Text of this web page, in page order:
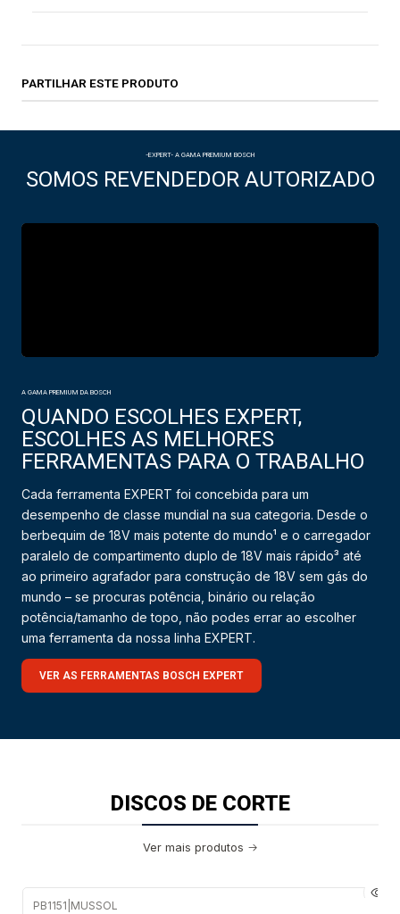
PARTILHAR ESTE PRODUTO
-EXPERT- A GAMA PREMIUM BOSCH
SOMOS REVENDEDOR AUTORIZADO
A GAMA PREMIUM DA BOSCH
QUANDO ESCOLHES EXPERT,
ESCOLHES AS MELHORES
FERRAMENTAS PARA O TRABALHO
Cada ferramenta EXPERT foi concebida para um
desempenho de classe mundial na sua categoria. Desde o
berbequim de 18V mais potente do mundo¹ e o carregador
paralelo de compartimento duplo de 18V mais rápido³ até
ao primeiro agrafador para construção de 18V sem gás do
mundo – se procuras potência, binário ou relação
potência/tamanho de topo, não podes errar ao escolher
uma ferramenta da nossa linha EXPERT.
VER AS FERRAMENTAS BOSCH EXPERT
DISCOS DE CORTE
Ver mais produtos
PB1151 MUSSOL